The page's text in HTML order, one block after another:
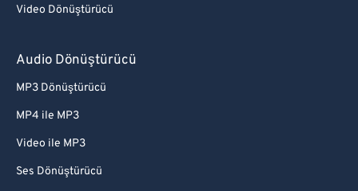
Video Dönüştürücü
Audio Dönüştürücü
MP3 Dönüştürücü
MP4 ile MP3
Video ile MP3
Ses Dönüştürücü